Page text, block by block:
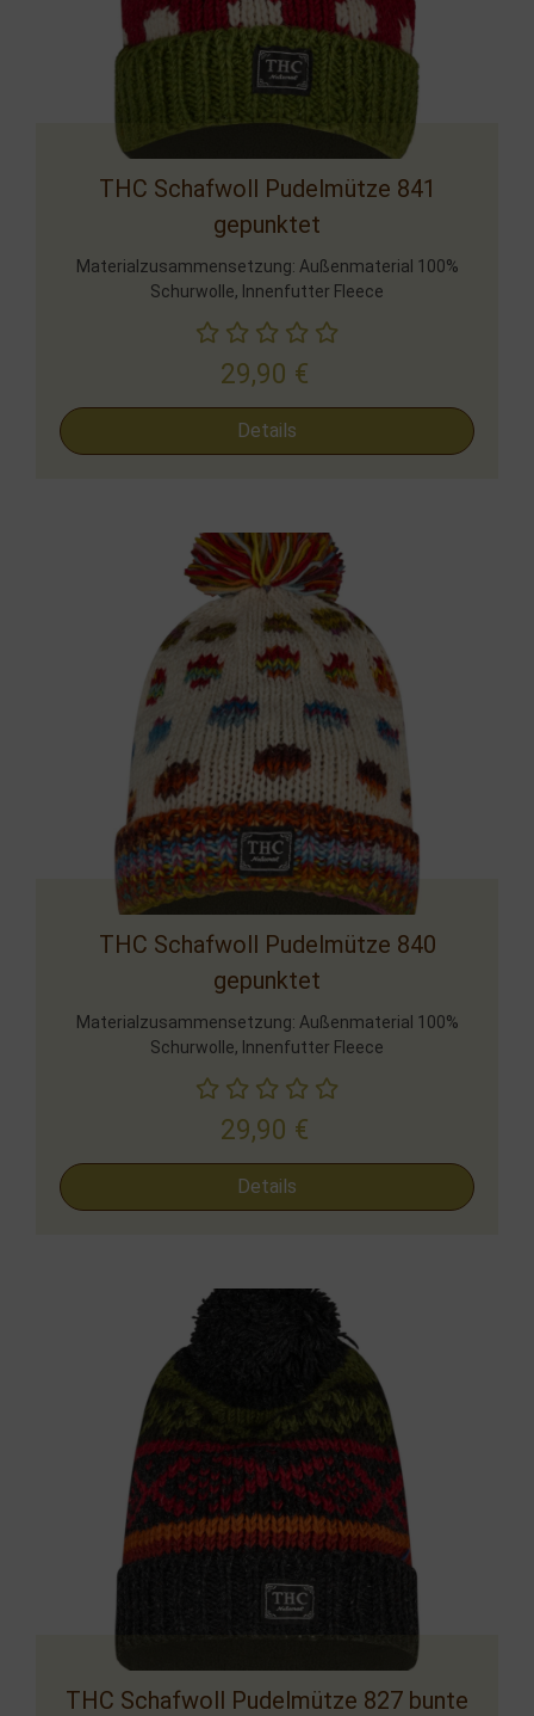
THC Schafwoll Pudelmütze 841
gepunktet
Materialzusammensetzung: Außenmaterial 100%
Schurwolle, Innenfutter Fleece
29,90 €
Details
THC Schafwoll Pudelmütze 840
gepunktet
Materialzusammensetzung: Außenmaterial 100%
Schurwolle, Innenfutter Fleece
29,90 €
Details
THC Schafwoll Pudelmütze 827 bunte